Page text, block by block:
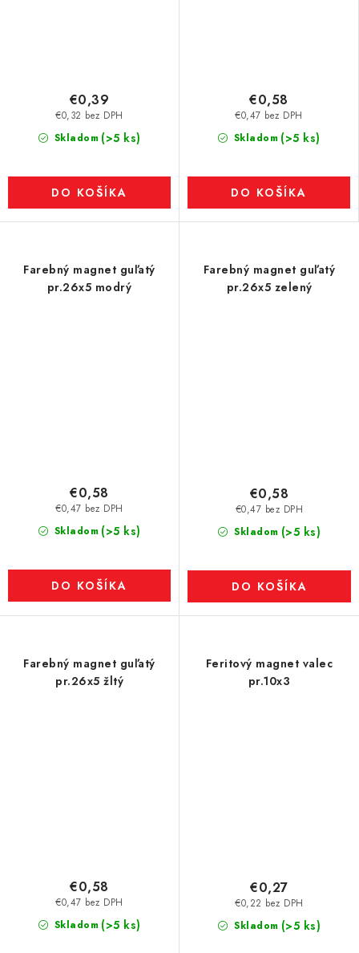
Skladom (>5 ks)
€0,32 bez DPH
€0,39
DO KOŠÍKA
Skladom (>5 ks)
€0,47 bez DPH
€0,58
DO KOŠÍKA
Farebný magnet guľatý
pr.26x5 modrý
Skladom (>5 ks)
€0,47 bez DPH
€0,58
DO KOŠÍKA
Farebný magnet guľatý
pr.26x5 zelený
Skladom (>5 ks)
€0,47 bez DPH
€0,58
DO KOŠÍKA
Farebný magnet guľatý
pr.26x5 žltý
Skladom (>5 ks)
€0,47 bez DPH
€0,58
Feritový magnet valec
pr.10x3
Skladom (>5 ks)
€0,22 bez DPH
€0,27